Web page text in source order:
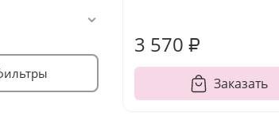
3 570 ₽
Заказать